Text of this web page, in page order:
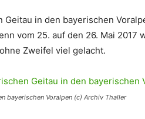
Geitau in den bayerischen
vom 25. auf den 26. Mai 2017
Zweifel viel gelacht.
bayerischen Voralpen (c) Archiv Thaller